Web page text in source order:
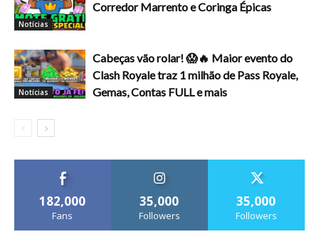
Notícias
Corredor Marrento e Coringa Épicas
Notícias
Cabeças vão rolar! 😱🔥 Maior evento do
Clash Royale traz 1 milhão de Pass Royale,
Gemas, Contas FULL e mais
182,000
Fans
35,000
Followers
35,000
Followers